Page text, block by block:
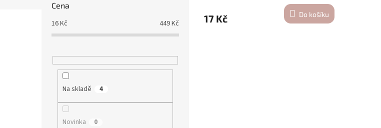
Cena
16Kč 449Kč
Na skladě 4
Novinka 0
17 Kč Do košíku